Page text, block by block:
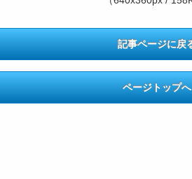
記事ページに戻
ページトップへ